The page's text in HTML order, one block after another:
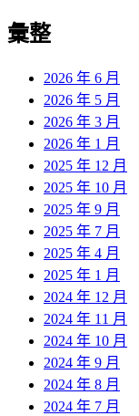
彙整
2026 年 6 月
2026 年 5 月
2026 年 3 月
2026 年 1 月
2025 年 12 月
2025 年 10 月
2025 年 9 月
2025 年 7 月
2025 年 4 月
2025 年 1 月
2024 年 12 月
2024 年 11 月
2024 年 10 月
2024 年 9 月
2024 年 8 月
2024 年 7 月